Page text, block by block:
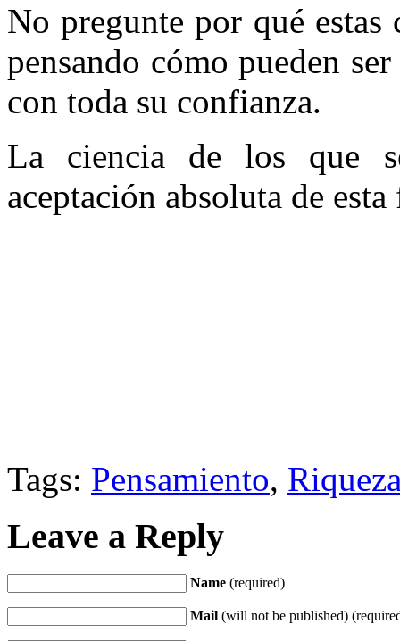
No pregunte por qué estas
pensando cómo pueden
con toda su confianza.
La ciencia de los que
aceptación absoluta de esta
Tags: Pensamiento,
Leave a Reply
Name (required)
Mail (will not be published)